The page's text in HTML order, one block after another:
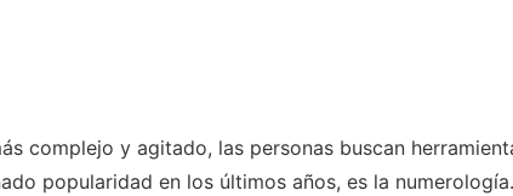
complejo y agitado, las personas buscan
popularidad en los últimos años, es la